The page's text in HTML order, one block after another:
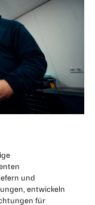
und
entwickeln
für